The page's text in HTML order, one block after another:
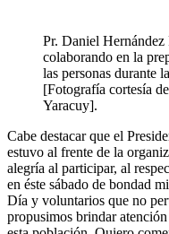
Pr. Daniel
colaborando en la
las personas durante
[Fotografía cortesía
Yaracuy].
Cabe destacar que el
estuvo al frente de la
alegría al participar, al
en éste sábado de bondad
Día y voluntarios que no
propusimos brindar